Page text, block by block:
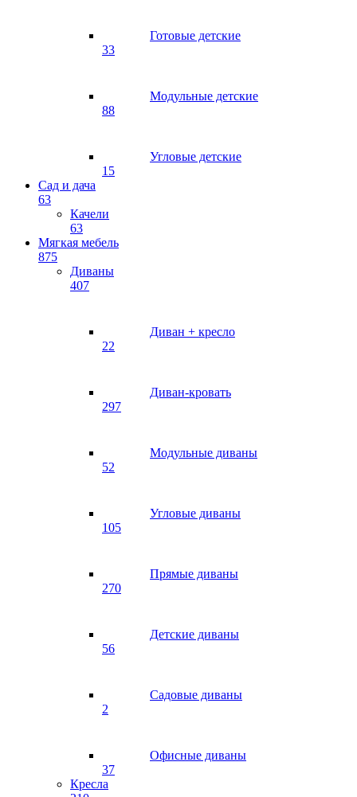
Готовые детские
33
Модульные детские
88
Угловые детские
15
Сад и дача
63
Качели
63
Мягкая мебель
875
Диваны
407
Диван + кресло
22
Диван-кровать
297
Модульные диваны
52
Угловые диваны
105
Прямые диваны
270
Детские диваны
56
Садовые диваны
2
Офисные диваны
37
Кресла